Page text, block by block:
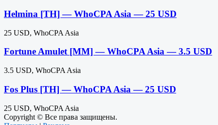
Helmina [TH] — WhoCPA Asia — 25 USD
25 USD, WhoCPA Asia
Fortune Amulet [MM] — WhoCPA Asia — 3.5 USD
3.5 USD, WhoCPA Asia
Fos Plus [TH] — WhoCPA Asia — 25 USD
25 USD, WhoCPA Asia
Copyright © Все права защищены.